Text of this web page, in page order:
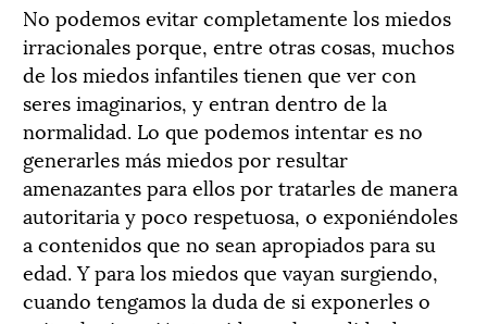
No podemos evitar completamente los miedos
irracionales porque, entre otras cosas, muchos
de los miedos infantiles tienen que ver con
seres imaginarios, y entran dentro de la
normalidad. Lo que podemos intentar es no
generarles más miedos por resultar
amenazantes para ellos por tratarles de manera
autoritaria y poco respetuosa, o exponiéndoles
a contenidos que no sean apropiados para su
edad. Y para los miedos que vayan surgiendo,
cuando tengamos la duda de si exponerles o